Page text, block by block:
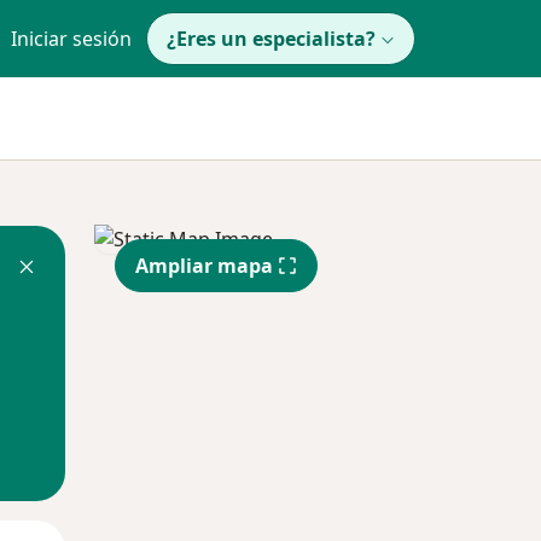
Iniciar sesión ¿Eres un especialista?
Ampliar mapa